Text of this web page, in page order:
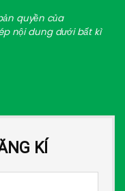
quyền của
nội dung dưới bất kì
KÍ